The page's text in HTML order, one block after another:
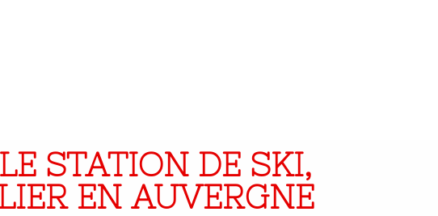
STATION DE SKI,
EN AUVERGNE